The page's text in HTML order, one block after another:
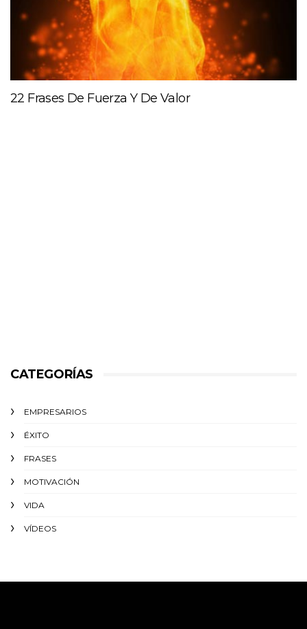
22 Frases De Fuerza Y De Valor
CATEGORÍAS
EMPRESARIOS
ÉXITO‬
FRASES
MOTIVACIÓN
VIDA
VÍDEOS